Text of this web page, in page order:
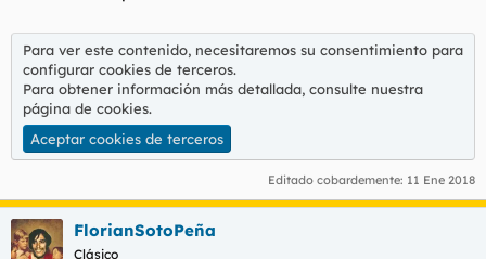
Para ver este contenido, necesitaremos su consentimiento para
configurar cookies de terceros.
Para obtener información más detallada, consulte nuestra
página de cookies.
Aceptar cookies de terceros
Editado cobardemente: 11 Ene 2018
FlorianSotoPeña
Clásico